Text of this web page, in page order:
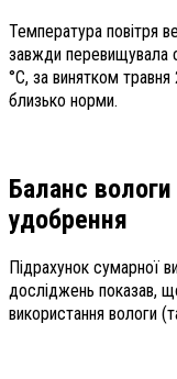
Температура повітря
завжди перевищувала
°С, за винятком
близько норми.
Баланс вологи
удобрення
Підрахунок сумарної
досліджень показав,
використання вологи